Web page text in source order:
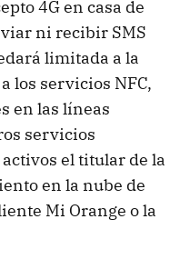
4G en casa de
ni recibir SMS
limitada a la
los servicios NFC,
en las líneas
servicios
el titular de la
en la nube de
Mi Orange o la